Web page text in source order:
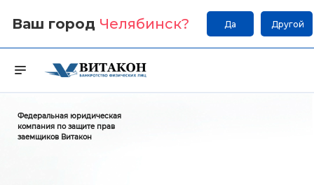
Ваш город Челябинск? Да Другой
Федеральная юридическая
компания по защите прав
заемщиков Витакон